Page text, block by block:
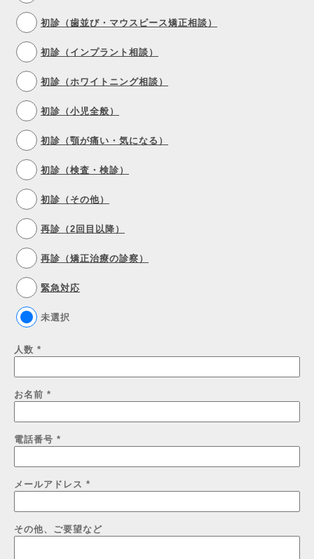
初診（歯並び・マウスピース矯正相談）
初診（インプラント相談）
初診（ホワイトニング相談）
初診（小児全般）
初診（顎が痛い・気になる）
初診（検査・検診）
初診（その他）
再診（2回目以降）
再診（矯正治療の診察）
緊急対応
未選択
人数 *
お名前 *
電話番号 *
メールアドレス *
その他、ご要望など